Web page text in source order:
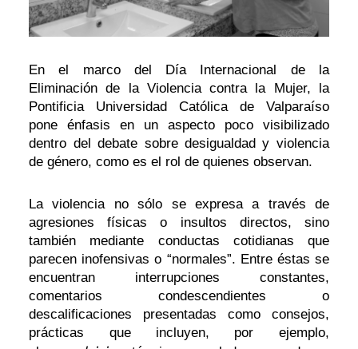
En el marco del Día Internacional de la
Eliminación de la Violencia contra la Mujer, la
Pontificia Universidad Católica de Valparaíso
pone énfasis en un aspecto poco visibilizado
dentro del debate sobre desigualdad y violencia
de género, como es el rol de quienes observan.
La violencia no sólo se expresa a través de
agresiones físicas o insultos directos, sino
también mediante conductas cotidianas que
parecen inofensivas o “normales”. Entre éstas se
encuentran interrupciones constantes,
comentarios condescendientes o
descalificaciones presentadas como consejos,
prácticas que incluyen, por ejemplo,